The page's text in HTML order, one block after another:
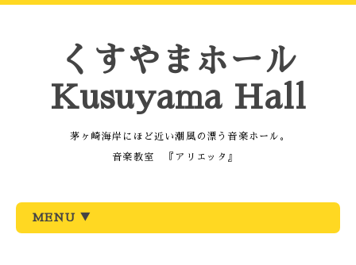
くすやまホール
Kusuyama Hall
茅ヶ崎海岸にほど近い潮風の漂う音楽ホール。
音楽教室 『アリエッタ』
MENU ▼